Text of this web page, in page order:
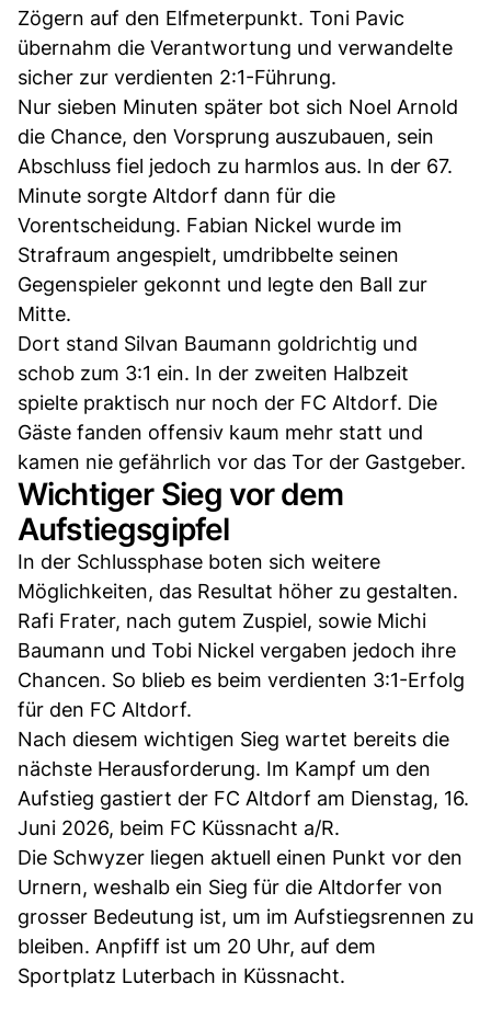
Zögern auf den Elfmeterpunkt. Toni Pavic
übernahm die Verantwortung und verwandelte
sicher zur verdienten 2:1-Führung.
Nur sieben Minuten später bot sich Noel Arnold
die Chance, den Vorsprung auszubauen, sein
Abschluss fiel jedoch zu harmlos aus. In der 67.
Minute sorgte Altdorf dann für die
Vorentscheidung. Fabian Nickel wurde im
Strafraum angespielt, umdribbelte seinen
Gegenspieler gekonnt und legte den Ball zur
Mitte.
Dort stand Silvan Baumann goldrichtig und
schob zum 3:1 ein. In der zweiten Halbzeit
spielte praktisch nur noch der FC Altdorf. Die
Gäste fanden offensiv kaum mehr statt und
kamen nie gefährlich vor das Tor der Gastgeber.
Wichtiger Sieg vor dem
Aufstiegsgipfel
In der Schlussphase boten sich weitere
Möglichkeiten, das Resultat höher zu gestalten.
Rafi Frater, nach gutem Zuspiel, sowie Michi
Baumann und Tobi Nickel vergaben jedoch ihre
Chancen. So blieb es beim verdienten 3:1-Erfolg
für den FC Altdorf.
Nach diesem wichtigen Sieg wartet bereits die
nächste Herausforderung. Im Kampf um den
Aufstieg gastiert der FC Altdorf am Dienstag, 16.
Juni 2026, beim FC Küssnacht a/R.
Die Schwyzer liegen aktuell einen Punkt vor den
Urnern, weshalb ein Sieg für die Altdorfer von
grosser Bedeutung ist, um im Aufstiegsrennen zu
bleiben. Anpfiff ist um 20 Uhr, auf dem
Sportplatz Luterbach in Küssnacht.